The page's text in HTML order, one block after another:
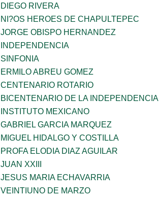
DIEGO RIVERA
NI?OS HEROES DE CHAPULTEPEC
JORGE OBISPO HERNANDEZ
INDEPENDENCIA
SINFONIA
ERMILO ABREU GOMEZ
CENTENARIO ROTARIO
BICENTENARIO DE LA INDEPENDENCIA
INSTITUTO MEXICANO
GABRIEL GARCIA MARQUEZ
MIGUEL HIDALGO Y COSTILLA
PROFA ELODIA DIAZ AGUILAR
JUAN XXIII
JESUS MARIA ECHAVARRIA
VEINTIUNO DE MARZO